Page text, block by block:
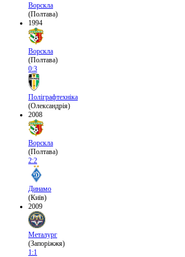
Ворскла
(Полтава)
1994
Ворскла
(Полтава)
0:3
Поліграфтехніка
(Олександрія)
2008
Ворскла
(Полтава)
2:2
Динамо
(Київ)
2009
Металург
(Запоріжжя)
1:1